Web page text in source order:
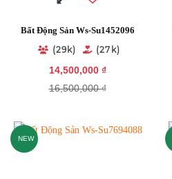
Bất Động Sản Ws-Su1452096
(29k)
(27k)
14,500,000 ₫
16,500,000 ₫
NEW